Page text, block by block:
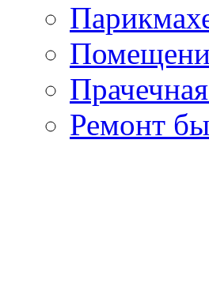
Ремонт